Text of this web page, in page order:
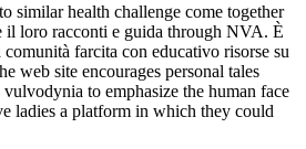
similar health challenge come together
il loro racconti e guida through NVA. È
farcita con educativo risorse su
web site encourages personal tales
to emphasize the human face
ladies a platform in which they could